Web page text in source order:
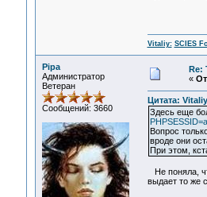
Vitaliy: SCIES
Pipa
Администратор
Ветеран
Сообщений: 3660
Re:
«
Цитата:
Здесь еще
Вопрос
вроде они
При этом,
Не поняла,
выдает то же